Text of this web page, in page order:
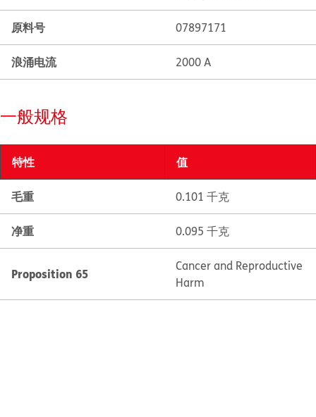
原料号 07897171
浪涌电流 2000 A
一般规格
特性 值
毛重 0.101 千克
净重 0.095 千克
Proposition 65
Cancer and Reproductive
Harm